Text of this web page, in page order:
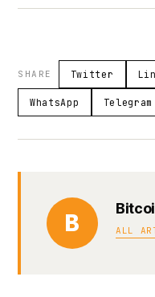
SHARE Twitter
WhatsApp Telegram
B ALL